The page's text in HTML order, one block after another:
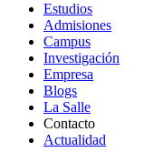
Estudios
Admisiones
Campus
Investigación
Empresa
Blogs
La Salle
Contacto
Actualidad